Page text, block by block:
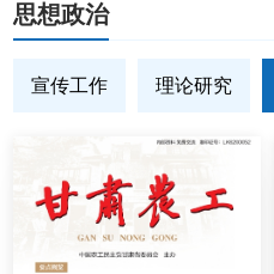
思想政治
宣传工作 理论研究